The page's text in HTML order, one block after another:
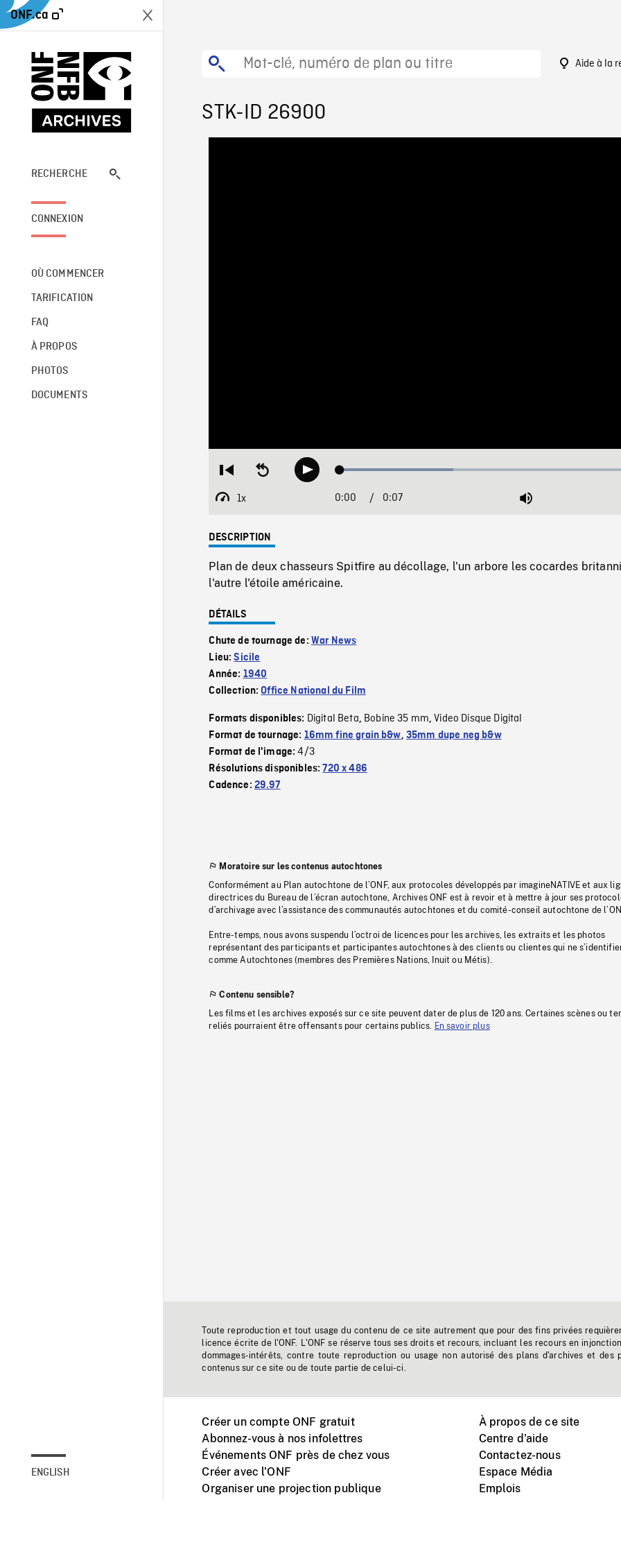
ONF.ca
RECHERCHE
CONNEXION
OÙ COMMENCER
TARIFICATION
FAQ
À PROPOS
PHOTOS
DOCUMENTS
ENGLISH
Aide à la
STK-ID 26900
Restart
beginning
Seek
backwardPlay Loaded:
1x
Playback
Current
0:00 / Duration
0:07 Mute
DESCRIPTION
Plan de deux chasseurs Spitfire au décollage, l'un arbore les cocardes
l'autre l'étoile américaine.
DÉTAILS
Chute de tournage de: War News
Lieu:Sicile
Année: 1940
Collection:Office National du Film
Formats disponibles: Digital Beta, Bobine 35 mm,Video Disque Digital
Format de tournage: 16mm fine grain b&w, 35mm dupe neg b&w
Format de l'image:4/3
Résolutions disponibles:720 x 486
Cadence: 29.97
Moratoire sur les contenus autochtones
Conformément au Plan autochtone de l’ONF, aux protocoles développés par imagineNATIVE et aux
directrices du Bureau de l’écran autochtone, Archives ONF est à revoir et à mettre à jour ses
d’archivage avec l’assistance des communautés autochtones et du comité-conseil autochtone de
Entre-temps, nous avons suspendu l’octroi de licences pour les archives, les extraits et les photos
représentant des participants et participantes autochtones à des clients ou clientes qui ne
comme Autochtones (membres des Premières Nations, Inuit ou Métis).
Contenu sensible?
Les films et les archives exposés sur ce site peuvent dater de plus de 120 ans. Certaines scènes ou
reliés pourraient être offensants pour certains publics.
En savoir plus
Toute reproduction et tout usage du contenu de ce site autrement que pour des fins privées
licence écrite de l'ONF. L'ONF se réserve tous ses droits et recours, incluant les recours en
dommages-intérêts, contre toute reproduction ou usage non autorisé des plans d'archives et des
contenus sur ce site ou de toute partie de celui-ci.
Créer un compte ONF gratuit
Abonnez-vous à nos infolettres
Événements ONF près de chez vous
Créer avec l’ONF
Organiser une projection publique
À propos de ce site
Centre d'aide
Contactez-nous
Espace Média
Emplois